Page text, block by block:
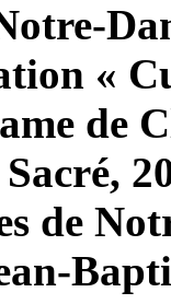
«
de
de